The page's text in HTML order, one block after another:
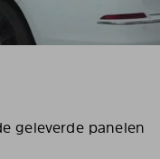
geleverde panelen